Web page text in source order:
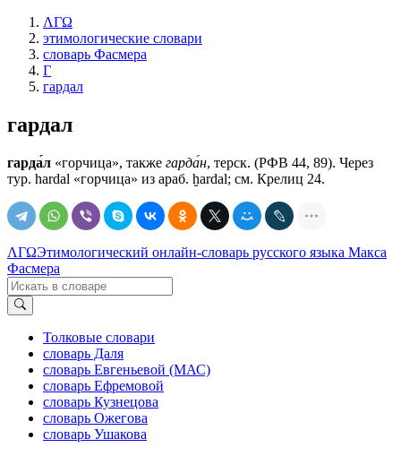
ΛΓΩ
этимологические словари
словарь Фасмера
Г
гардал
гардал
гарда́л «горчица», также гарда́н, терск. (РФВ 44, 89). Через
тур. hardal «горчица» из араб. ḫardal; см. Крелиц 24.
ΛΓΩЭтимологический онлайн-словарь русского языка Макса
Фасмера
Толковые словари
словарь Даля
словарь Евгеньевой (МАС)
словарь Ефремовой
словарь Кузнецова
словарь Ожегова
словарь Ушакова